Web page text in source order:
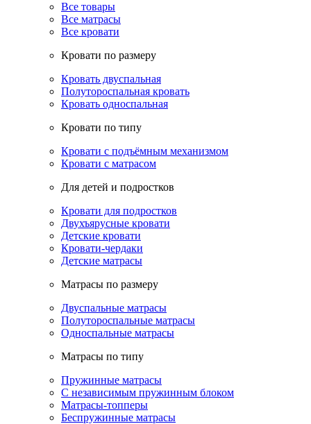
Все товары
Все матрасы
Все кровати
Кровати по размеру
Кровать двуспальная
Полутороспальная кровать
Кровать односпальная
Кровати по типу
Кровати с подъёмным механизмом
Кровати с матрасом
Для детей и подростков
Кровати для подростков
Двухъярусные кровати
Детские кровати
Кровати-чердаки
Детские матрасы
Матрасы по размеру
Двуспальные матрасы
Полутороспальные матрасы
Односпальные матрасы
Матрасы по типу
Пружинные матрасы
С независимым пружинным блоком
Матрасы-топперы
Беспружинные матрасы